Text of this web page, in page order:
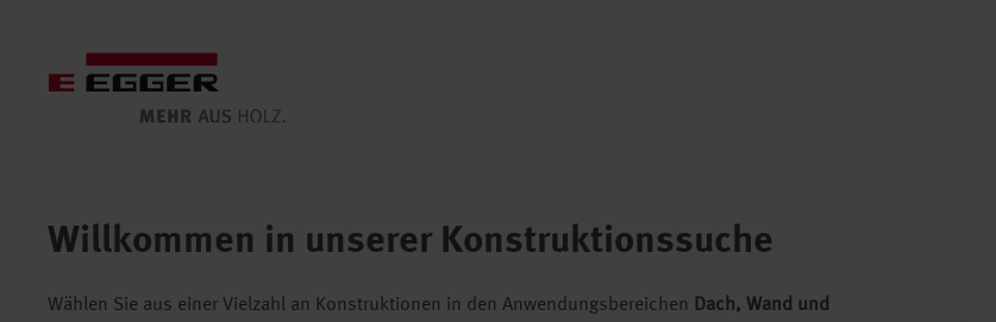
Willkommen in unserer Konstruktionssuche
Wählen Sie aus einer Vielzahl an Konstruktionen in den Anwendungsbereichen Dach, Wand und